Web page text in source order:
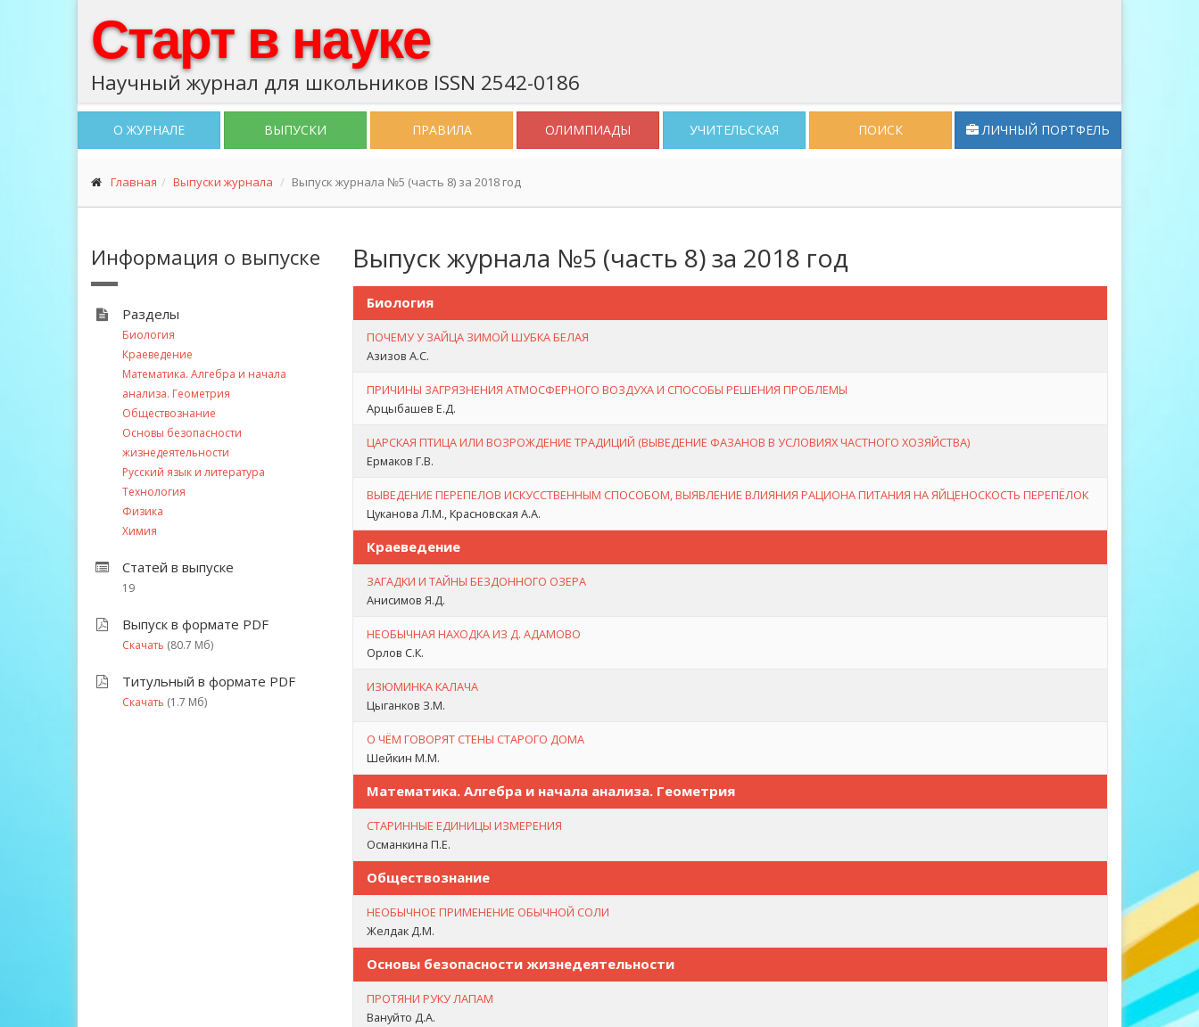
Старт в науке
Научный журнал для школьников ISSN 2542-0186
О ЖУРНАЛЕ ВЫПУСКИ ПРАВИЛА ОЛИМПИАДЫ УЧИТЕЛЬСКАЯ ПОИСК ЛИЧНЫЙ ПОРТФЕЛЬ
Главная Выпуски журнала Выпуск журнала №5 (часть 8) за 2018 год
Информация о выпуске
Разделы
Биология
Краеведение
Математика. Алгебра и начала
анализа. Геометрия
Обществознание
Основы безопасности
жизнедеятельности
Русский язык и литература
Технология
Физика
Химия
Статей в выпуске
19
Выпуск в формате PDF
Скачать (80.7 Мб)
Титульный в формате PDF
Скачать (1.7 Мб)
Выпуск журнала №5 (часть 8) за 2018 год
Биология
ПОЧЕМУ У ЗАЙЦА ЗИМОЙ ШУБКА БЕЛАЯ
Азизов А.С.
ПРИЧИНЫ ЗАГРЯЗНЕНИЯ АТМОСФЕРНОГО ВОЗДУХА И СПОСОБЫ РЕШЕНИЯ ПРОБЛЕМЫ
Арцыбашев Е.Д.
ЦАРСКАЯ ПТИЦА ИЛИ ВОЗРОЖДЕНИЕ ТРАДИЦИЙ (ВЫВЕДЕНИЕ ФАЗАНОВ В УСЛОВИЯХ ЧАСТНОГО ХОЗЯЙСТВА)
Ермаков Г.В.
ВЫВЕДЕНИЕ ПЕРЕПЕЛОВ ИСКУССТВЕННЫМ СПОСОБОМ, ВЫЯВЛЕНИЕ ВЛИЯНИЯ РАЦИОНА ПИТАНИЯ НА ЯЙЦЕНОСКОСТЬ ПЕРЕПЁЛОК
Цуканова Л.М., Красновская А.А.
Краеведение
ЗАГАДКИ И ТАЙНЫ БЕЗДОННОГО ОЗЕРА
Анисимов Я.Д.
НЕОБЫЧНАЯ НАХОДКА ИЗ Д. АДАМОВО
Орлов С.К.
ИЗЮМИНКА КАЛАЧА
Цыганков З.М.
О ЧЁМ ГОВОРЯТ СТЕНЫ СТАРОГО ДОМА
Шейкин М.М.
Математика. Алгебра и начала анализа. Геометрия
СТАРИННЫЕ ЕДИНИЦЫ ИЗМЕРЕНИЯ
Османкина П.Е.
Обществознание
НЕОБЫЧНОЕ ПРИМЕНЕНИЕ ОБЫЧНОЙ СОЛИ
Желдак Д.М.
Основы безопасности жизнедеятельности
ПРОТЯНИ РУКУ ЛАПАМ
Вануйто Д.А.